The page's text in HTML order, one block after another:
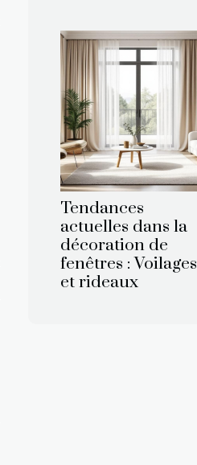
Tendances
actuelles dans la
décoration de
fenêtres : Voilages
et rideaux